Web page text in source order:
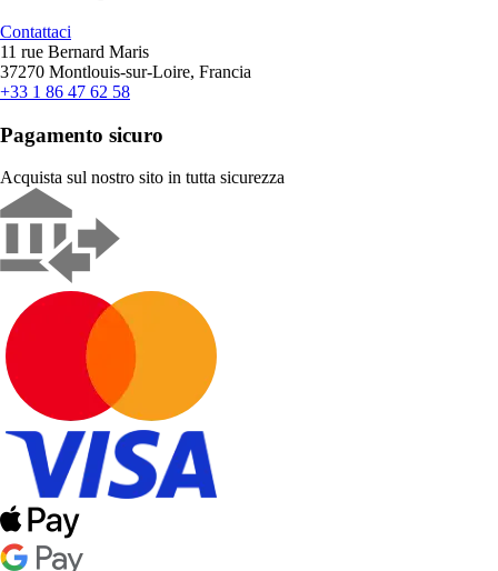
Contattaci
11 rue Bernard Maris
37270 Montlouis-sur-Loire, Francia
+33 1 86 47 62 58
Pagamento sicuro
Acquista sul nostro sito in tutta sicurezza